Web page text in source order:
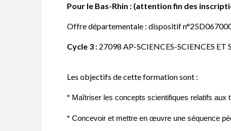
Pour le Bas-Rhin : (attention fin des
Offre départementale : dispositif
Cycle 3 : 27098 AP-SCIENCES-SCIENCES ET
Les objectifs de cette formation sont :
* Maîtriser les concepts scientifiques relatifs aux
* Concevoir et mettre en œuvre une séquence